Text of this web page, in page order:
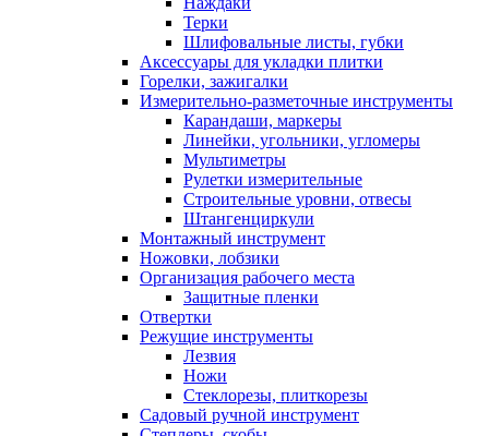
Терки
Шлифовальные листы, губки
Аксессуары для укладки плитки
Горелки, зажигалки
Измерительно-разметочные инструменты
Карандаши, маркеры
Линейки, угольники, угломеры
Мультиметры
Рулетки измерительные
Строительные уровни, отвесы
Штангенциркули
Монтажный инструмент
Ножовки, лобзики
Организация рабочего места
Защитные пленки
Отвертки
Режущие инструменты
Лезвия
Ножи
Стеклорезы, плиткорезы
Садовый ручной инструмент